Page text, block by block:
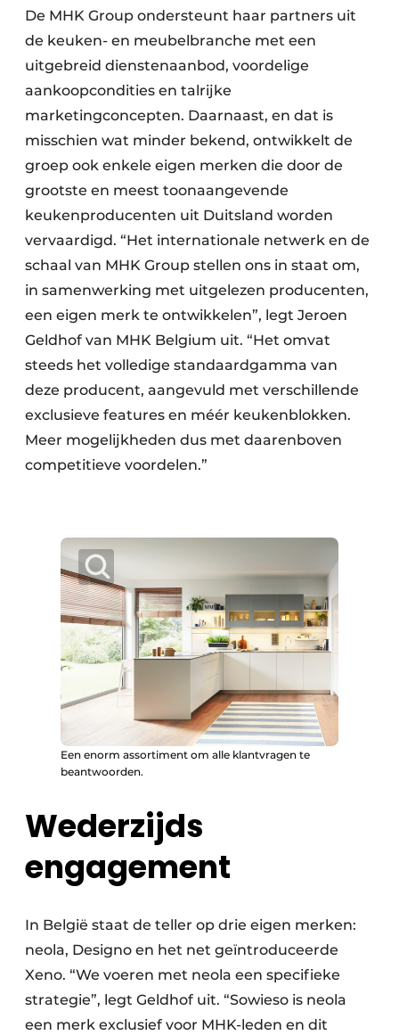
De MHK Group ondersteunt haar partners uit
de keuken- en meubelbranche met een
uitgebreid dienstenaanbod, voordelige
aankoopcondities en talrijke
marketingconcepten. Daarnaast, en dat is
misschien wat minder bekend, ontwikkelt de
groep ook enkele eigen merken die door de
grootste en meest toonaangevende
keukenproducenten uit Duitsland worden
vervaardigd. “Het internationale netwerk en de
schaal van MHK Group stellen ons in staat om,
in samenwerking met uitgelezen producenten,
een eigen merk te ontwikkelen”, legt Jeroen
Geldhof van MHK Belgium uit. “Het omvat
steeds het volledige standaardgamma van
deze producent, aangevuld met verschillende
exclusieve features en méér keukenblokken.
Meer mogelijkheden dus met daarenboven
competitieve voordelen.”
Een enorm assortiment om alle klantvragen te
beantwoorden.
Wederzijds
engagement
In België staat de teller op drie eigen merken:
neola, Designo en het net geïntroduceerde
Xeno. “We voeren met neola een specifieke
strategie”, legt Geldhof uit. “Sowieso is neola
een merk exclusief voor MHK-leden en dit